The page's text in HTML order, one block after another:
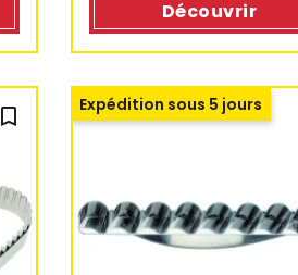
Découvrir
bookmark_outline Expédition sous 5 jours